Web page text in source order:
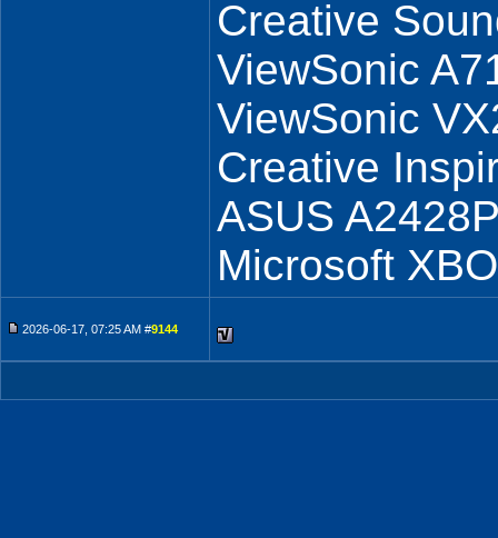
Creative
ViewSonic
ViewSonic
Creative
ASUS
Microsoft
2026-06-17, 07:25 AM #9144